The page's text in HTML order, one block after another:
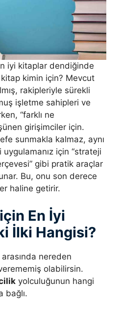
iyi kitaplar dendiğinde
kimin için? Mevcut
rakipleriyle sürekli
işletme sahipleri ve
“farklı ne
girişimciler için.
sunmakla kalmaz, aynı
için “strateji
gibi pratik araçlar
Bu, onu son derece
haline getirir.
En İyi
İlki Hangisi?
nereden
olabilirsin.
yolculuğunun hangi
bağlı.